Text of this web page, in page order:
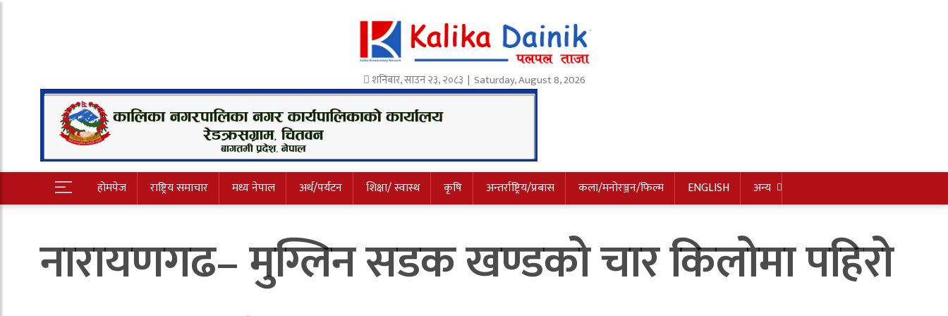
शनिबार,साउन२३,२०८३ | Saturday, August 8, 2026
होमपेज राष्ट्रिय समाचार मध्य नेपाल अर्थ/पर्यटन शिक्षा/ स्वास्थ कृषि अन्तर्राष्ट्रिय/प्रबास कला/मनोरञ्जन/फिल्म ENGLISH अन्य
नारायणगढ– मुग्लिन सडक खण्डको चार किलोमा पहिरो